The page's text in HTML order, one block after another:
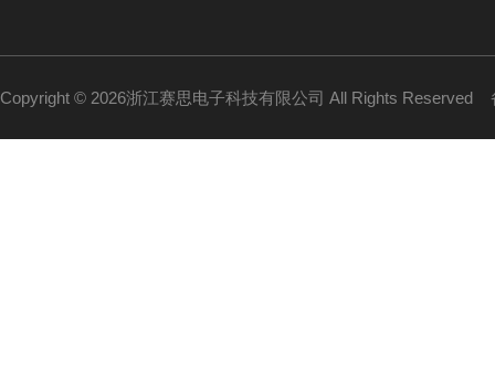
Copyright © 2026浙江赛思电子科技有限公司 All Rights Reserved